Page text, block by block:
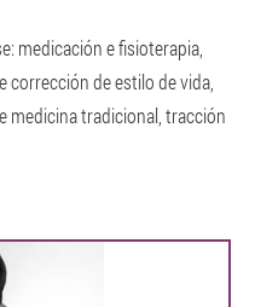
medicación e fisioterapia,
corrección de estilo de vida,
medicina tradicional, tracción